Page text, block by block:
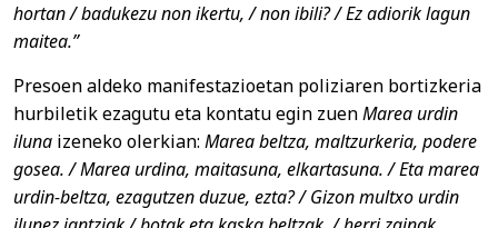
hortan / badukezu non ikertu, / non ibili? / Ez adiorik lagun
maitea.”
Presoen aldeko manifestazioetan poliziaren bortizkeria
hurbiletik ezagutu eta kontatu egin zuenMarea urdin
iluna izeneko olerkian: Marea beltza, maltzurkeria, podere
gosea. / Marea urdina, maitasuna, elkartasuna. / Eta marea
urdin-beltza, ezagutzen duzue, ezta? / Gizon multxo urdin